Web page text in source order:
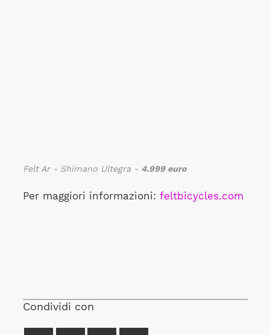
Felt Ar - Shimano Ultegra - 4.999 euro
Per maggiori informazioni: feltbicycles.com
Condividi con